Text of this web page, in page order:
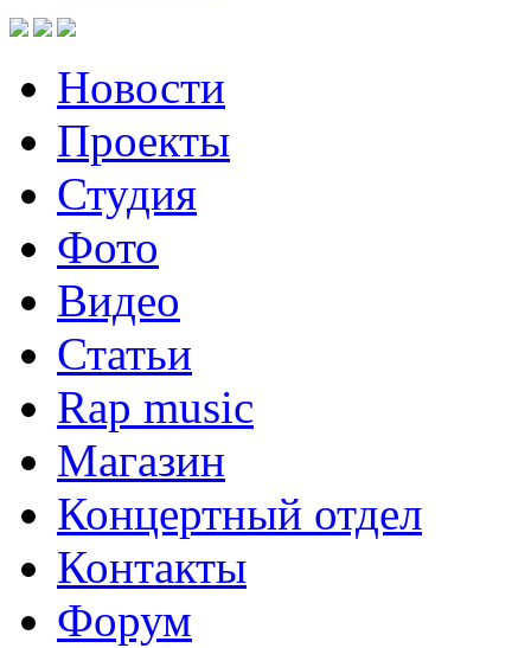
Новости
Проекты
Студия
Фото
Видео
Статьи
Rap music
Магазин
Концертный отдел
Контакты
Форум